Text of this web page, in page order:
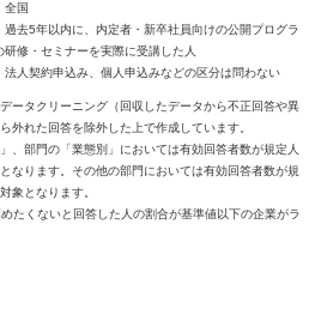
全国
過去5年以内に、内定者・新卒社員向けの公開プログラ
研修・セミナーを実際に受講した人
法人契約申込み、個人申込みなどの区分は問わない
ータクリーニング（回収したデータから不正回答や異
外れた回答を除外した上で作成しています。
、部門の「業態別」においては有効回答者数が規定人
なります。その他の部門においては有効回答者数が規
象となります。
たくないと回答した人の割合が基準値以下の企業がラ